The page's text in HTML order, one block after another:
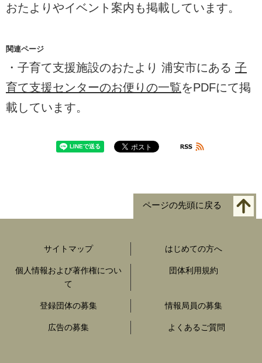
おたよりやイベント案内も掲載しています。
関連ページ
・子育て支援施設のおたより 浦安市にある 子
育て支援センターのお便りの一覧をPDFにて掲
載しています。
ページの先頭に戻る
サイトマップ はじめての方へ
個人情報および著作権につい
て
団体利用規約
登録団体の募集 情報局員の募集
広告の募集 よくあるご質問